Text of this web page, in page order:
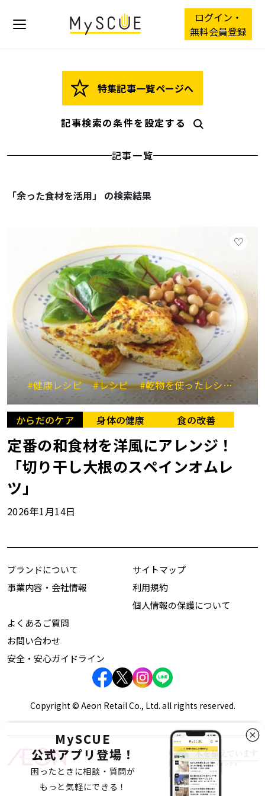
ログイン・
無料会員登録
特集記事一覧ページへ
記事検索の条件を設定する
記事一覧
「余った食材を活用」 の検索結果
#健康レシピ #レシピ #乾物を使ったレシピ #
からだのケア 身体の健康 食の改善
定番の和食材を洋風にアレンジ！
「切り干し大根のスペインオムレ
ツ」
2026年1月14日
MySCUE
公式アプリ登場！
困ったときに相談・質問が
もっと気軽にできる！
ブランドについて
事業内容・会社情報
サイトマップ
利用規約
個人情報の保護について
よくあるご質問
お問い合わせ
安全・安心ガイドライン
Copyright © Aeon Retail Co., Ltd. all rights reserved.